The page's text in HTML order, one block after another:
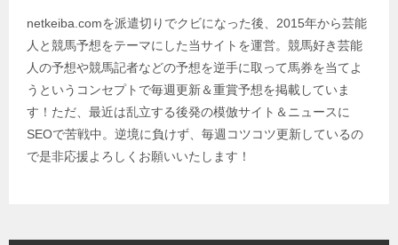
netkeiba.comを派遣切りでクビになった後、2015年から芸能
人と競馬予想をテーマにした当サイトを運営。競馬好き芸能
人の予想や競馬記者などの予想を逆手に取って馬券を当てよ
うというコンセプトで毎週更新＆重賞予想を掲載していま
す！ただ、最近は乱立する後発の模倣サイト＆ニュースに
SEOで苦戦中。逆境に負けず、毎週コツコツ更新しているの
で是非応援よろしくお願いいたします！